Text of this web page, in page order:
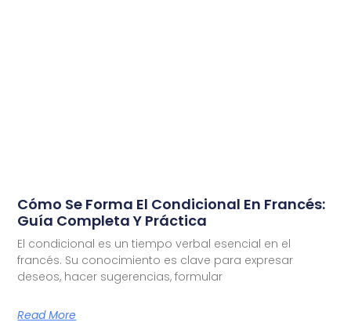
Cómo Se Forma El Condicional En Francés:
Guía Completa Y Práctica
El condicional es un tiempo verbal esencial en el
francés. Su conocimiento es clave para expresar
deseos, hacer sugerencias, formular
Read More